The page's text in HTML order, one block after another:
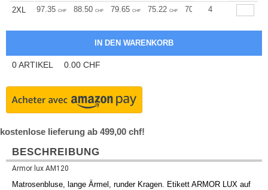
2XL
97.35 CHF 88.50 CHF 79.65 CHF 75.22 CHF 70.80 CHF
4
0ARTIKEL 0.00 CHF
kostenlose lieferung ab 499,00 chf!
BESCHREIBUNG
Armor lux AM120
Matrosenbluse, lange Ärmel, runder Kragen. Etikett ARMOR LUX auf